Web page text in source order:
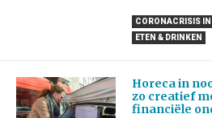
CORONACRISIS IN
ETEN & DRINKEN
Horeca in
zo creatief
financiële